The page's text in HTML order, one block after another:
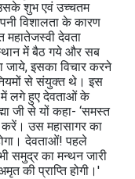
शुभ एवं उच्चतम
विशालता के कारण
देवता
में बैठ गये और सब
जाये, इसका विचार करने
से संयुक्त थे। इस
में लगे हुए देवताओं के
जी से यों कहा- ‘समस्त
उस महासागर का
देवताओं! पहले
समुद्र का मन्थन जारी
की प्राप्ति होगी।'